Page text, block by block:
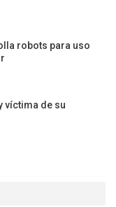
robots para uso
víctima de su